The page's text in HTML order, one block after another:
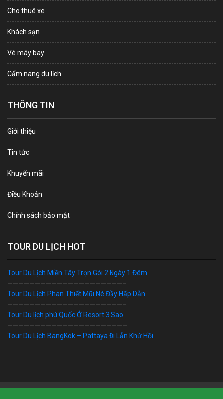
Cho thuê xe
Khách sạn
Vé máy bay
Cẩm nang du lịch
THÔNG TIN
Giới thiệu
Tin tức
Khuyến mãi
Điều Khoản
Chính sách bảo mật
TOUR DU LỊCH HOT
Tour Du Lịch Miền Tây Trọn Gói 2 Ngày 1 Đêm
—————————————————————–
Tour Du Lịch Phan Thiết Mũi Né Đầy Hấp Dẫn
—————————————————————–
Tour Du lịch phú Quốc Ở Resort 3 Sao
——————————————————————
Tour Du Lịch BangKok – Pattaya Đi Lẫn Khứ Hồi